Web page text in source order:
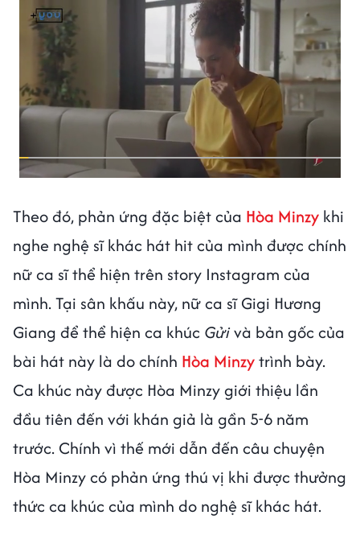
Theo đó, phản ứng đặc biệt của Hòa Minzy khi
nghe nghệ sĩ khác hát hit của mình được chính
nữ ca sĩ thể hiện trên story Instagram của
mình. Tại sân khấu này, nữ ca sĩ Gigi Hương
Giang để thể hiện ca khúc Gửivà bản gốc của
bài hát này là do chính Hòa Minzytrình bày.
Ca khúc này được Hòa Minzy giới thiệu lần
đầu tiên đến với khán giả là gần 5-6 năm
trước. Chính vì thế mới dẫn đến câu chuyện
Hòa Minzy có phản ứng thú vị khi được thưởng
thức ca khúc của mình do nghệ sĩ khác hát.